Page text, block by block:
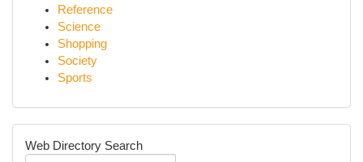
Reference
Science
Shopping
Society
Sports
Web Directory Search